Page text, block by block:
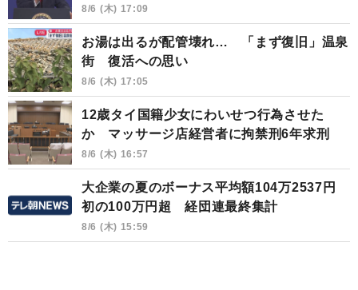
8/6 (木) 17:09
お湯は出るが配管壊れ… 「まず復旧」温泉
街 復活への思い
8/6 (木) 17:05
12歳タイ国籍少女にわいせつ行為させた
か マッサージ店経営者に拘禁刑6年求刑
8/6 (木) 16:57
大企業の夏のボーナス平均額104万2537円
初の100万円超 経団連最終集計
8/6 (木) 15:59